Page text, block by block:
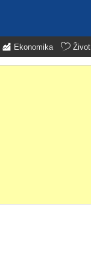
Ekonomika Život